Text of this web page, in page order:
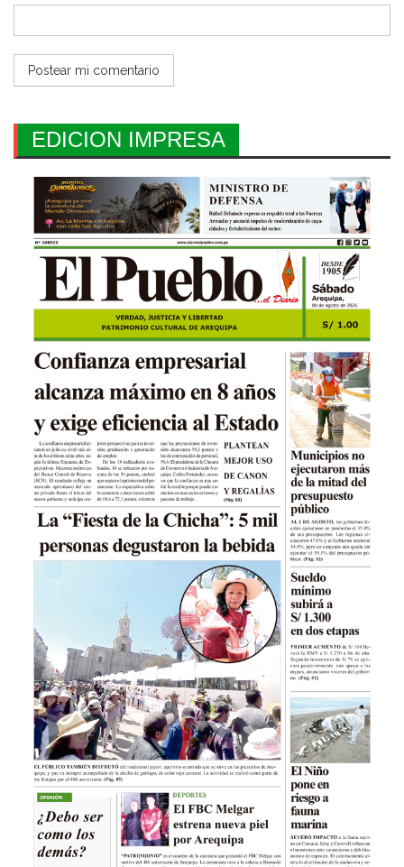
EDICION IMPRESA